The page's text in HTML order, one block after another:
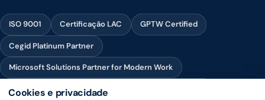
ISO 9001 Certificação LAC GPTW Certified
Cegid Platinum Partner
Microsoft Solutions Partner for Modern Work
Microsoft Solutions Partner for Infrastructure (Azure)
Cookies e privacidade